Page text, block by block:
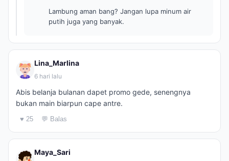
Lambung aman bang? Jangan lupa minum air
putih juga yang banyak.
Lina_Marlina
6 hari lalu
Abis belanja bulanan dapet promo gede, senengnya
bukan main biarpun cape antre.
♥ 25 💬 Balas
Maya_Sari